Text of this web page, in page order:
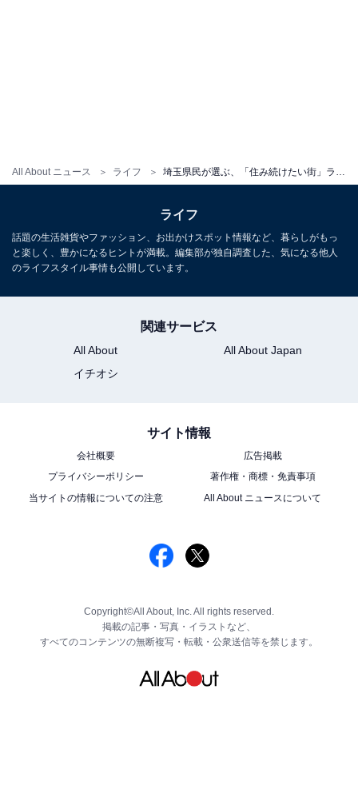
All About ニュース ライフ 埼玉県民が選ぶ、「住み続けたい街」ランキング！ 2位「比企郡滑川町」、1位は？
ライフ
話題の生活雑貨やファッション、お出かけスポット情報など、暮らしがもっ
と楽しく、豊かになるヒントが満載。編集部が独自調査した、気になる他人
のライフスタイル事情も公開しています。
関連サービス
All About
All About Japan
イチオシ
サイト情報
会社概要
広告掲載
プライバシーポリシー
著作権・商標・免責事項
当サイトの情報についての注意
All About ニュースについて
Copyright©All About, Inc. All rights reserved.
掲載の記事・写真・イラストなど、
すべてのコンテンツの無断複写・転載・公衆送信等を禁じます。